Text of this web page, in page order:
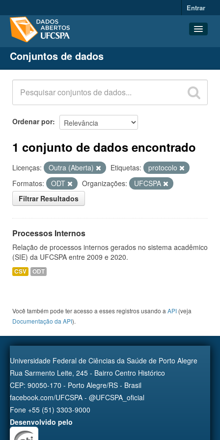
Entrar
Conjuntos de dados
Organizações
Grupos
Sobre
Conjuntos de dados
Ordenar por
1 conjunto de dados encontrado
Licenças: Outra (Aberta) Etiquetas:
protocolo
Formatos:
ODT Organizações:
UFCSPA
Filtrar Resultados
Processos Internos
Relação de processos internos gerados no sistema acadêmico
(SIE) da UFCSPA entre 2009 e 2020.
CSV ODT
Você também pode ter acesso a esses registros usando a API (veja
Documentação da API).
Universidade Federal de Ciências da Saúde de Porto Alegre
Rua Sarmento Leite, 245 - Bairro Centro Histórico
CEP: 90050-170 - Porto Alegre/RS - Brasil
facebook.com/UFCSPA - @UFCSPA_oficial
Fone +55 (51) 3303-9000
Desenvolvido pelo